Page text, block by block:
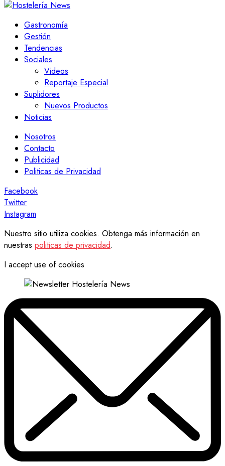
Gastronomía
Gestión
Tendencias
Sociales
Videos
Reportaje Especial
Suplidores
Nuevos Productos
Noticias
Nosotros
Contacto
Publicidad
Politicas de Privacidad
Facebook
Twitter
Instagram
Nuestro sitio utiliza cookies. Obtenga más información en
nuestras politicas de privacidad.
I accept use of cookies